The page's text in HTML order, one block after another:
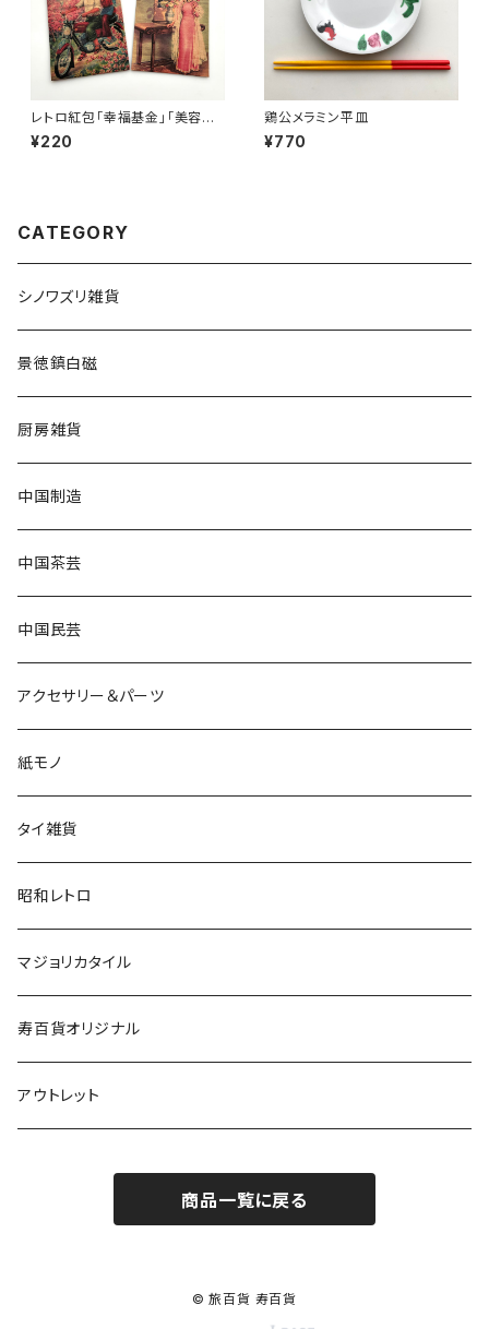
レトロ紅包「幸福基金」「美容基
金」セット
¥220
鶏公メラミン平皿
¥770
CATEGORY
シノワズリ雑貨
景徳鎮白磁
厨房雑貨
中国制造
中国茶芸
中国民芸
アクセサリー＆パーツ
紙モノ
タイ雑貨
昭和レトロ
マジョリカタイル
寿百貨オリジナル
アウトレット
商品一覧に戻る
© 旅百貨 寿百貨